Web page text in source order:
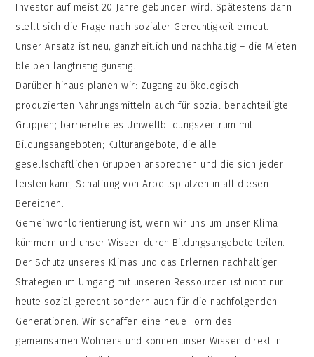
Investor auf meist 20 Jahre gebunden wird. Spätestens dann
stellt sich die Frage nach sozialer Gerechtigkeit erneut.
Unser Ansatz ist neu, ganzheitlich und nachhaltig – die Mieten
bleiben langfristig günstig.
Darüber hinaus planen wir: Zugang zu ökologisch
produzierten Nahrungsmitteln auch für sozial benachteiligte
Gruppen; barrierefreies Umweltbildungszentrum mit
Bildungsangeboten; Kulturangebote, die alle
gesellschaftlichen Gruppen ansprechen und die sich jeder
leisten kann; Schaffung von Arbeitsplätzen in all diesen
Bereichen.
Gemeinwohlorientierung ist, wenn wir uns um unser Klima
kümmern und unser Wissen durch Bildungsangebote teilen.
Der Schutz unseres Klimas und das Erlernen nachhaltiger
Strategien im Umgang mit unseren Ressourcen ist nicht nur
heute sozial gerecht sondern auch für die nachfolgenden
Generationen. Wir schaffen eine neue Form des
gemeinsamen Wohnens und können unser Wissen direkt in